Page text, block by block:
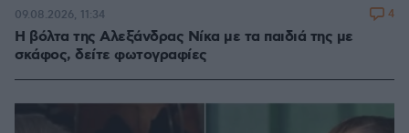
Η βόλτα της Αλεξάνδρας Νίκα με τα παιδιά της με
σκάφος, δείτε φωτογραφίες
09.08.2026, 11:34 4